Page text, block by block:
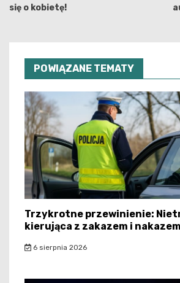
się o kobietę!
POWIĄZANE TEMATY
Trzykrotne przewinienie:
kierująca z zakazem i
6 sierpnia 2026